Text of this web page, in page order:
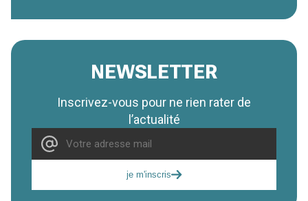
NEWSLETTER
Inscrivez-vous pour ne rien rater de
l’actualité
je m'inscris